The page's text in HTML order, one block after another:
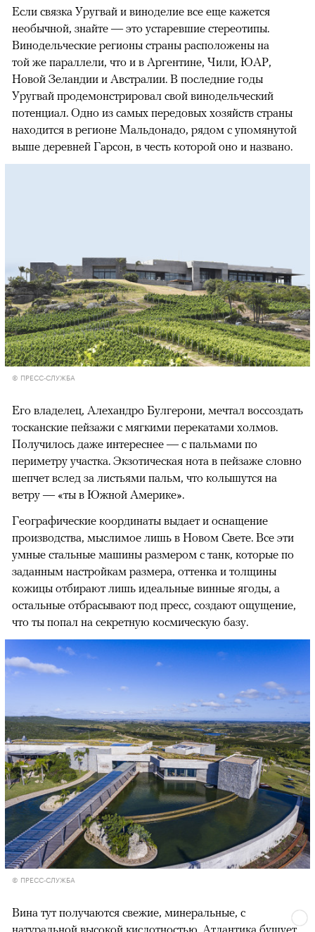
Если связка Уругвай и виноделие все еще кажется
необычной, знайте — это устаревшие стереотипы.
Винодельческие регионы страны расположены на
той же параллели, что и в Аргентине, Чили, ЮАР,
Новой Зеландии и Австралии. В последние годы
Уругвай продемонстрировал свой винодельческий
потенциал. Одно из самых передовых хозяйств страны
находится в регионе Мальдонадо, рядом с упомянутой
выше деревней Гарсон, в честь которой оно и названо.
© ПРЕСС-СЛУЖБА
Его владелец, Алехандро Булгерони, мечтал воссоздать
тосканские пейзажи с мягкими перекатами холмов.
Получилось даже интереснее — с пальмами по
периметру участка. Экзотическая нота в пейзаже словно
шепчет вслед за листьями пальм, что колышутся на
ветру — «ты в Южной Америке».
Географические координаты выдает и оснащение
производства, мыслимое лишь в Новом Свете. Все эти
умные стальные машины размером с танк, которые по
заданным настройкам размера, оттенка и толщины
кожицы отбирают лишь идеальные винные ягоды, а
остальные отбрасывают под пресс, создают ощущение,
что ты попал на секретную космическую базу.
© ПРЕСС-СЛУЖБА
Вина тут получаются свежие, минеральные, с
натуральной высокой кислотностью. Атлантика бушует